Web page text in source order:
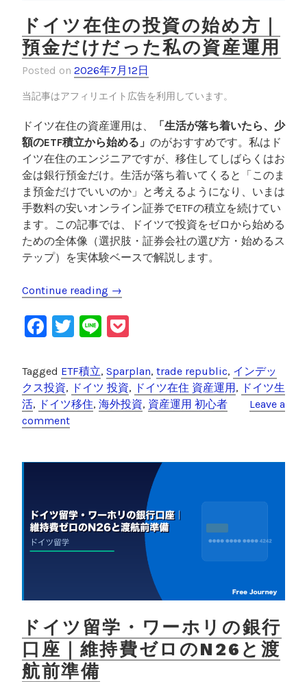
ドイツ在住の投資の始め方｜
預金だけだった私の資産運用
Posted on 2026年7月12日
当記事はアフィリエイト広告を利用しています。
ドイツ在住の資産運用は、
「生活が落ち着いたら、少
額のETF積立から始める」 のがおすすめです。私はド
イツ在住のエンジニアですが、移住してしばらくはお
金は銀行預金だけ。生活が落ち着いてくると「このま
ま預金だけでいいのか」と考えるようになり、いまは
手数料の安いオンライン証券でETFの積立を続けてい
ます。この記事では、ドイツで投資をゼロから始める
ための全体像（選択肢・証券会社の選び方・始めるス
テップ）を実体験ベースで解説します。
Continue reading “
イ
ツ
住
の
投
預
金
だ
っ
た
私
の
→
F
c
e
b
o
o
T
tt
er
Li
e
c
k
et
Tagged ETF積立, Sparplan, trade republic, インデッ
クス投資, ドイツ 投資, ドイツ在住 資産運用, ドイツ生
活, ドイツ移住, 海外投資, 資産運用 初心者
Leave a
comment
ドイツ留学・ワーホリの銀行
口座｜維持費ゼロのN26と渡
航前準備